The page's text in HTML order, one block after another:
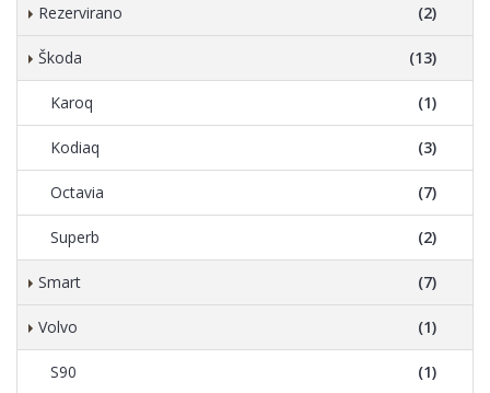
Rezervirano (2)
Škoda (13)
Karoq (1)
Kodiaq (3)
Octavia (7)
Superb (2)
Smart (7)
Volvo (1)
S90 (1)